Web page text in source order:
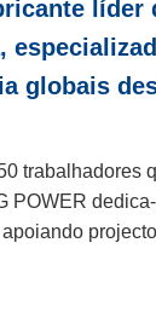
globais